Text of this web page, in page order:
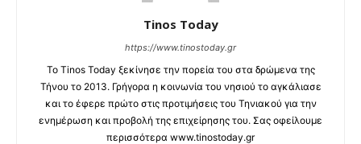
Tinos Today
https://www.tinostoday.gr
Το Tinos Today ξεκίνησε την πορεία του στα δρώμενα της
Τήνου το 2013. Γρήγορα η κοινωνία του νησιού το αγκάλιασε
και το έφερε πρώτο στις προτιμήσεις του Τηνιακού για την
ενημέρωση και προβολή της επιχείρησης του. Σας οφείλουμε
περισσότερα www.tinostoday.gr